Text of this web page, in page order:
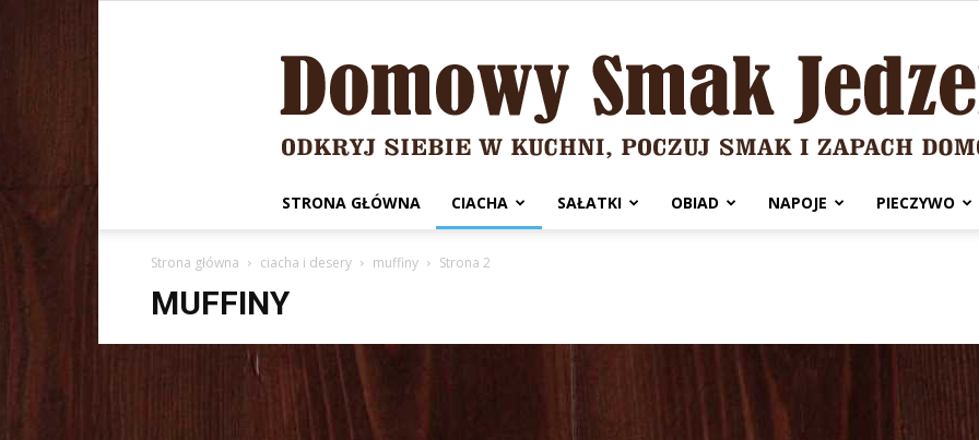
STRONA GŁÓWNA CIACHA SAŁATKI OBIAD NAPOJE PIECZYWO
Strona główna ciacha i desery muffiny Strona 2
MUFFINY